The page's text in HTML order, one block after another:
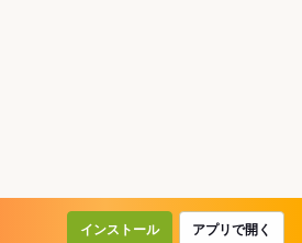
インストール アプリで開く